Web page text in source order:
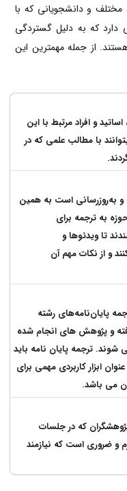
و دانشجویانی که با
دارد که به دلیل گستردگی
از جمله مهمترین این
و افراد مرتبط با این
با مطالب علمی که در
و به‌روزرسانی است به همین
به ترجمه برای
تا ویدئوها و
و از نکات مهم آن
پایان‌نامه‌های رشته
و پژوهش های انجام شده
ترجمه پایان نامه باید
ابزار کاربردی مهمی برای
می باشد.
که در جلسات
و ضروری است که نیازمند